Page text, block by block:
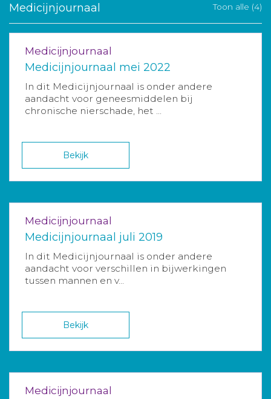
Medicijnjournaal Toon alle (4)
Medicijnjournaal
Medicijnjournaal mei 2022
In dit Medicijnjournaal is onder andere
aandacht voor geneesmiddelen bij
chronische nierschade, het ...
Bekijk
Medicijnjournaal
Medicijnjournaal juli 2019
In dit Medicijnjournaal is onder andere
aandacht voor verschillen in bijwerkingen
tussen mannen en v...
Bekijk
Medicijnjournaal